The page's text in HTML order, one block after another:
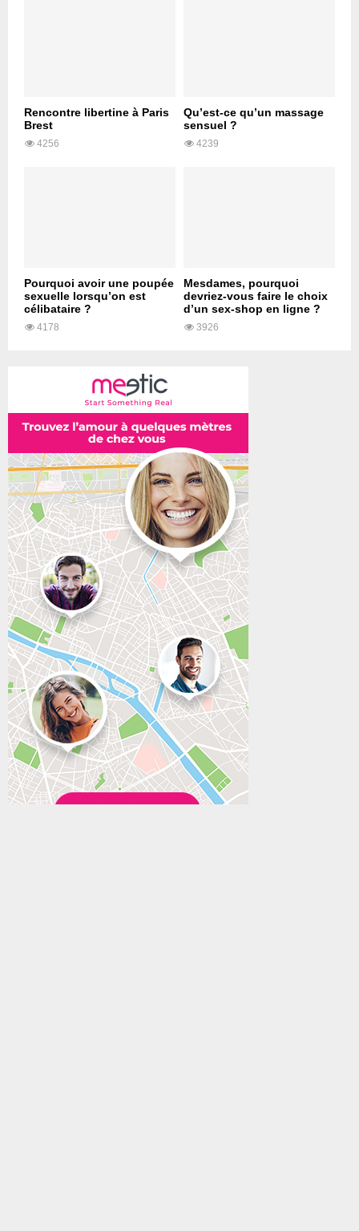
Rencontre libertine à Paris
Brest
4256
Qu’est-ce qu’un massage
sensuel ?
4239
Pourquoi avoir une poupée
sexuelle lorsqu’on est
célibataire ?
4178
Mesdames, pourquoi
devriez-vous faire le choix
d’un sex-shop en ligne ?
3926